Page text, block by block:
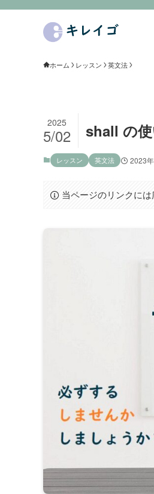
ホーム レッスン 英文法
shall の
2025
5/02
レッスン 英文法 2023
当ページのリンクには